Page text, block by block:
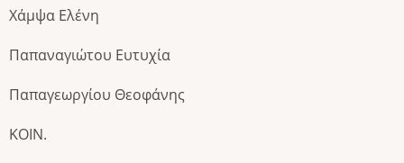
Χάμψα Ελένη
Παπαναγιώτου Ευτυχία
Παπαγεωργίου Θεοφάνης
ΚΟΙΝ.